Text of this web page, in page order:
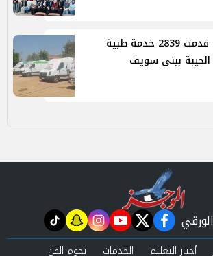
قافلة مجانية قدمت 2839 خدمة طبية
الحيبة ببنى سويف
facebook
twitter
youtube
instagram
snapchat
tiktok
أخبار التعليم الخدمات نجوم الفن